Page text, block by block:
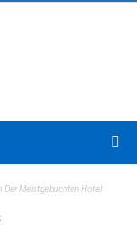
Der Meistgebuchten Hotel